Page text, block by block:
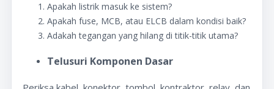
Apakah listrik masuk ke sistem?
Apakah fuse, MCB, atau ELCB dalam kondisi baik?
Adakah tegangan yang hilang di titik-titik utama?
Telusuri Komponen Dasar